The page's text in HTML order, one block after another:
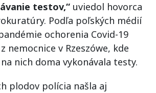
testov,“ uviedol hovorca
Podľa poľských médií
ochorenia Covid-19
nemocnice v Rzeszówe, kde
nich doma vykonávala testy.
plodov polícia našla aj